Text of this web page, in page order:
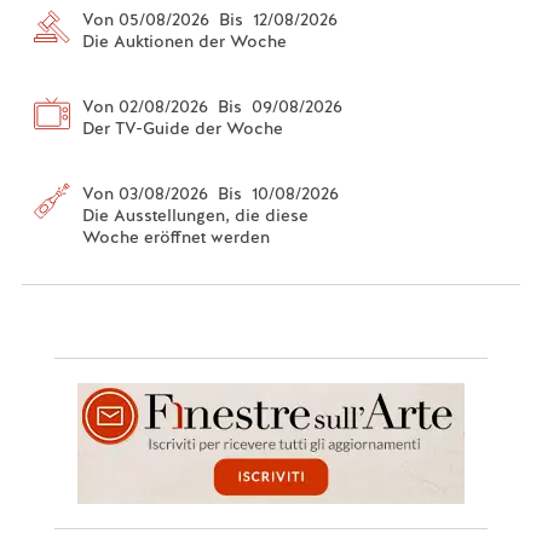
Von 05/08/2026 Bis 12/08/2026
Die Auktionen der Woche
Von 02/08/2026 Bis 09/08/2026
Der TV-Guide der Woche
Von 03/08/2026 Bis 10/08/2026
Die Ausstellungen, die diese
Woche eröffnet werden